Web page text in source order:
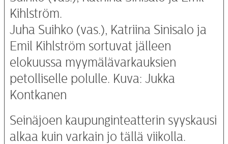
Juha Suihko (vas.), Katriina Sinisalo ja
Emil Kihlström sortuvat jälleen
elokuussa myymälävarkauksien
petolliselle polulle. Kuva: Jukka
Kontkanen
Seinäjoen kaupunginteatterin syyskausi
alkaa kuin varkain jo tällä viikolla.